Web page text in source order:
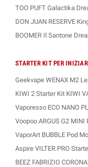
TOO PUFT Galactika
DON JUAN RESERVE
BOOMER Il Santone
STARTER KIT PER
Geekvape WENAX M2
KIWI 2 Starter Kit KIWI
Vaporesso ECO NANO
Voopoo ARGUS G2 MINI
VaporArt BUBBLE Pod
Aspire VILTER PRO
BEEZ FABRIZIO